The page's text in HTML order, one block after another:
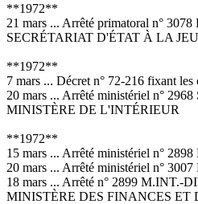
**1972**
21 mars ... Arrêté primatoral n°
SECRÉTARIAT D'ÉTAT À LA
**1972**
7 mars ... Décret n° 72-216 fixant
20 mars ... Arrêté ministériel n°
MINISTÈRE DE L'INTÉRIEUR
**1972**
15 mars ... Arrêté ministériel n°
20 mars ... Arrêté ministériel n°
18 mars ... Arrêté n° 2899 M.INT.-
MINISTÈRE DES FINANCES ET